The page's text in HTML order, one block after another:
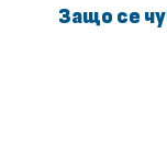
Защо се